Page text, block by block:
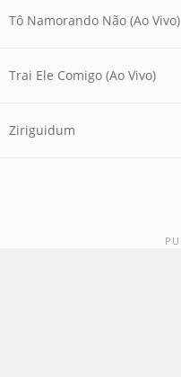
Tô Namorando Não (Ao Vivo)
Trai Ele Comigo (Ao Vivo)
Ziriguidum